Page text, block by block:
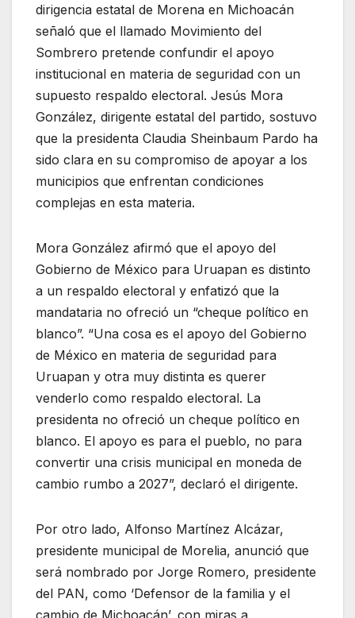
dirigencia estatal de Morena en Michoacán
señaló que el llamado Movimiento del
Sombrero pretende confundir el apoyo
institucional en materia de seguridad con un
supuesto respaldo electoral. Jesús Mora
González, dirigente estatal del partido, sostuvo
que la presidenta Claudia Sheinbaum Pardo ha
sido clara en su compromiso de apoyar a los
municipios que enfrentan condiciones
complejas en esta materia.
Mora González afirmó que el apoyo del
Gobierno de México para Uruapan es distinto
a un respaldo electoral y enfatizó que la
mandataria no ofreció un “cheque político en
blanco”. “Una cosa es el apoyo del Gobierno
de México en materia de seguridad para
Uruapan y otra muy distinta es querer
venderlo como respaldo electoral. La
presidenta no ofreció un cheque político en
blanco. El apoyo es para el pueblo, no para
convertir una crisis municipal en moneda de
cambio rumbo a 2027”, declaró el dirigente.
Por otro lado, Alfonso Martínez Alcázar,
presidente municipal de Morelia, anunció que
será nombrado por Jorge Romero, presidente
del PAN, como ‘Defensor de la familia y el
cambio de Michoacán’, con miras a